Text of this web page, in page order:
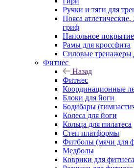
Ручки и тяги для
Пояса
гриф
Напольное покрытие
Рамы для кроссфита
Силовые тренажеры
Фитнес
Назад
Фитнес
Координационные
Блоки для йоги
Бодибары
Колеса для йоги
Кольца для пилатеса
Степ платформы
Фитболы (мячи для
Медболы
Коврики для